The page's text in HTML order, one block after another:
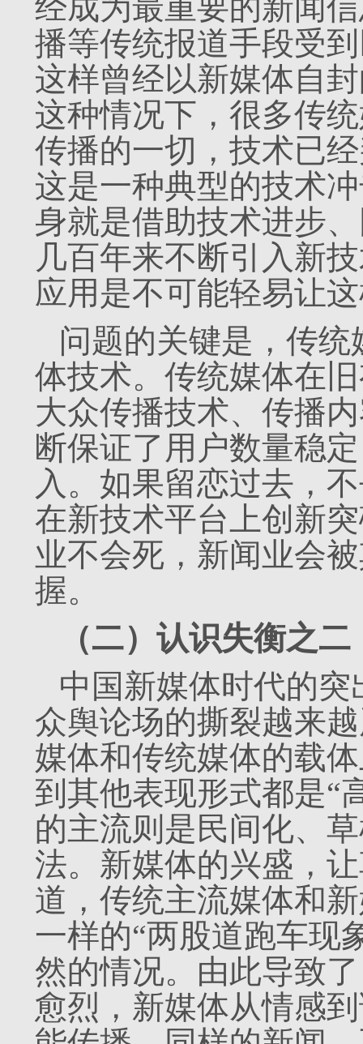
经成为最重要的新闻
播等传统报道手段受
这样曾经以新媒体自
这种情况下，很多传
传播的一切，技术已
这是一种典型的技术
身就是借助技术进步
几百年来不断引入新
应用是不可能轻易让
问题的关键是，传
体技术。传统媒体在
大众传播技术、传播
断保证了用户数量稳
入。如果留恋过去，
在新技术平台上创新
业不会死，新闻业会
握。
（二）认识失衡之
中国新媒体时代的
众舆论场的撕裂越来
媒体和传统媒体的载
到其他表现形式都是“
的主流则是民间化、
法。新媒体的兴盛，
道，传统主流媒体和
一样的“两股道跑车现
然的情况。由此导致
愈烈，新媒体从情感